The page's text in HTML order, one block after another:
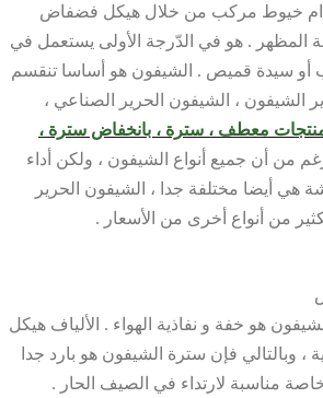
خيوط مركب من خلال هيكل فضفاض
المظهر . هو في الدّرجة الأولى يستعمل في
سيدة قميص . الشيفون هو أساسا تنقسم
الشيفون ، الشيفون الحرير الصناعي ،
معطف ، سترة ، بانخفاض سترة ،
من أن جميع أنواع الشيفون ، ولكن أداء
هي أيضا مختلفة جدا ، الشيفون الحرير
من أنواع أخرى من الأسعار .
هو خفة و نفاذية الهواء . الألياف هيكل
، وبالتالي فإن سترة الشيفون هو بارد جدا
مناسبة لارتداء في الصيف الحار .